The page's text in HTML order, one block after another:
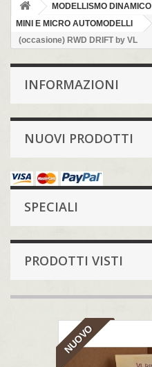
MODELLISMO DINAMICO
MINI E MICRO AUTOMODELLI
(occasione) RWD DRIFT by VL
INFORMAZIONI
NUOVI PRODOTTI
SPECIALI
PRODOTTI VISTI
NUOVO